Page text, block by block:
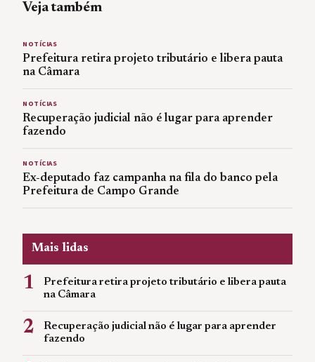
Veja também
NOTÍCIAS
Prefeitura retira projeto tributário e libera pauta
na Câmara
NOTÍCIAS
Recuperação judicial não é lugar para aprender
fazendo
NOTÍCIAS
Ex-deputado faz campanha na fila do banco pela
Prefeitura de Campo Grande
Mais lidas
1
Prefeitura retira projeto tributário e libera pauta
na Câmara
2
Recuperação judicial não é lugar para aprender
fazendo